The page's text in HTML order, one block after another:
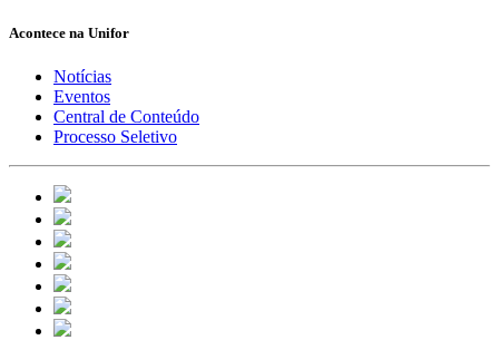
Acontece na Unifor
Notícias
Eventos
Central de Conteúdo
Processo Seletivo